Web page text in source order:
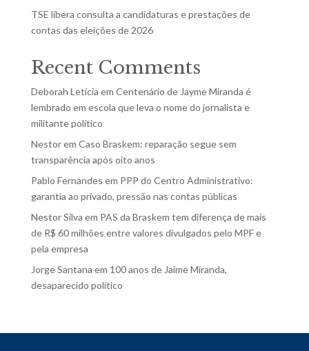
TSE libera consulta a candidaturas e prestações de
contas das eleições de 2026
Recent Comments
Deborah Letícia em Centenário de Jayme Miranda é
lembrado em escola que leva o nome do jornalista e
militante político
Nestorem Caso Braskem: reparação segue sem
transparência após oito anos
Pablo Fernandes em PPP do Centro Administrativo:
garantia ao privado, pressão nas contas públicas
Nestor Silva em PAS da Braskem tem diferença de mais
de R$ 60 milhões entre valores divulgados pelo MPF e
pela empresa
Jorge Santana em 100 anos de Jaime Miranda,
desaparecido político